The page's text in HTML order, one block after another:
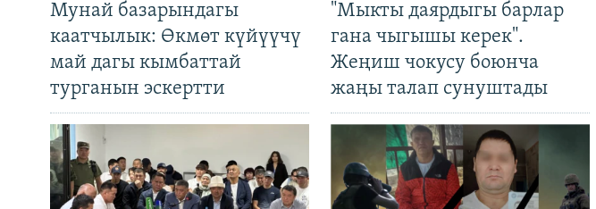
Мунай базарындагы
каатчылык: Өкмөт күйүүчү
май дагы кымбаттай
турганын эскертти
"Мыкты даярдыгы барлар
гана чыгышы керек".
Жеңиш чокусу боюнча
жаңы талап сунуштады